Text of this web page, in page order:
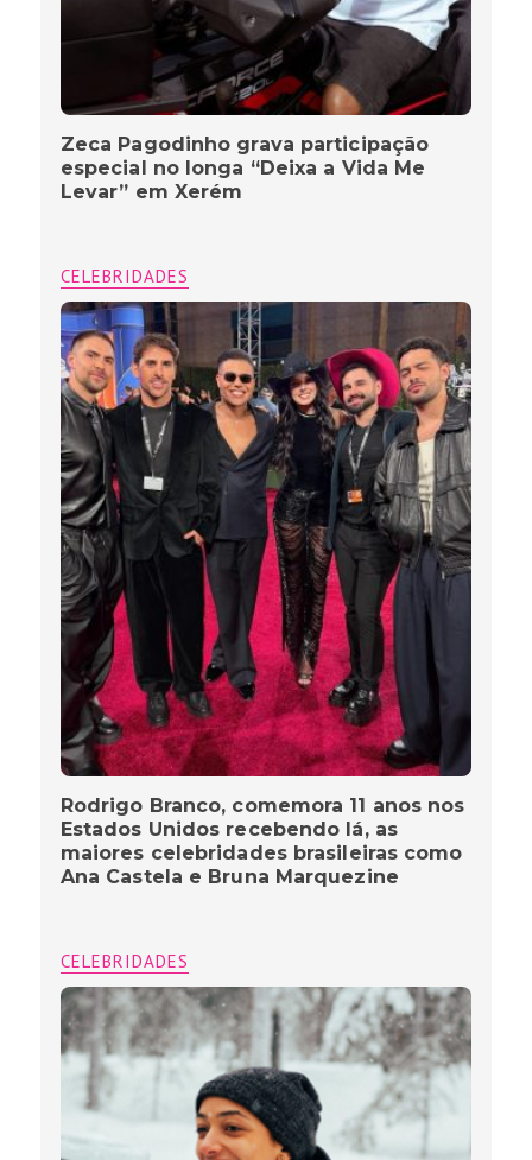
Zeca Pagodinho grava participação
especial no longa “Deixa a Vida Me
Levar” em Xerém
CELEBRIDADES
Rodrigo Branco, comemora 11 anos nos
Estados Unidos recebendo lá, as
maiores celebridades brasileiras como
Ana Castela e Bruna Marquezine
CELEBRIDADES